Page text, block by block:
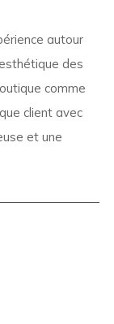
autour
des
comme
client avec
et une